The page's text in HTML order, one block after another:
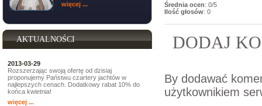
więcej ...
AKTUALNOŚCI
2013-03-29
Rozszerzając swoją ofertę od dzisiaj
proponujemy Państwu czartery jachtów w
najlepszych cenach. Dodatkowy rabat 10% do
końca kwietnia!
więcej ...
Średnia ocen: 0/5
Ilość głosów: 0
DODAJ
By dodawać
użytkownikiem